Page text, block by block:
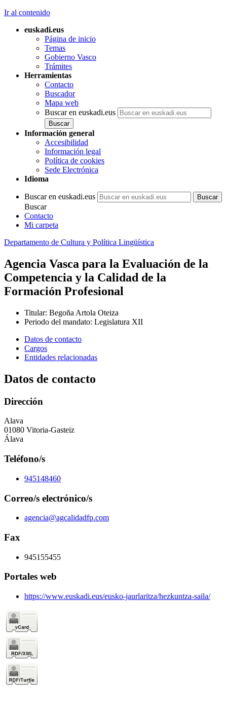
Ir al contenido
euskadi.eus
Página de inicio
Temas
Gobierno Vasco
Trámites
Herramientas
Contacto
Buscador
Mapa web
Buscar en euskadi.eus
Información general
Accesibilidad
Información legal
Política de cookies
Sede Electrónica
Idioma
Buscar en euskadi.eus
Buscar
Contacto
Mi carpeta
Departamento de Cultura y Política Lingüística
Agencia Vasca para la Evaluación de la
Competencia y la Calidad de la
Formación Profesional
Titular: Begoña Artola Oteiza
Periodo del mandato: Legislatura XII
Datos de contacto
Cargos
Entidades relacionadas
Datos de contacto
Dirección
Alava
01080 Vitoria-Gasteiz
Álava
Teléfono/s
945148460
Correo/s electrónico/s
agencia@agcalidadfp.com
Fax
945155455
Portales web
https://www.euskadi.eus/eusko-jaurlaritza/hezkuntza-saila/